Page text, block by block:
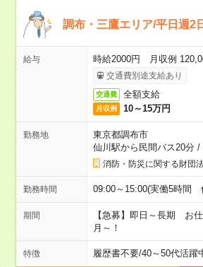
調布・三鷹エリア/平日週
給与 時給2000円 月収例
交通費別途支給あり
交通費 全額支給
月収例 10～15万円
勤務地
東京都調布市
仙川駅から民間バス20分/
消防・防災に関する財団
勤務時間 09:00～15:00(実働5時間
期間
【急募】即日～長期 お
月～！
特徴 履歴書不要/40～50代活躍